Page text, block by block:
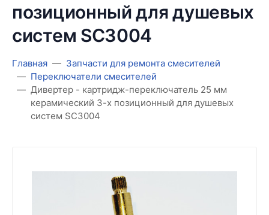
позиционный для душевых
систем SC3004
Главная
Запчасти для ремонта смесителей
Переключатели смесителей
Дивертер - картридж-переключатель 25 мм
керамический 3-х позиционный для душевых
систем SC3004